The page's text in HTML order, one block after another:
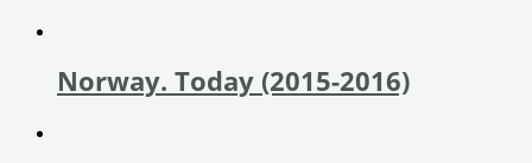
Norway. Today (2015-2016)